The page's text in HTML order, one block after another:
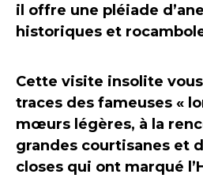
il offre une pléiade
historiques et
Cette visite insolite
traces des fameuses «
mœurs légères, à la
grandes courtisanes et
closes qui ont marqué